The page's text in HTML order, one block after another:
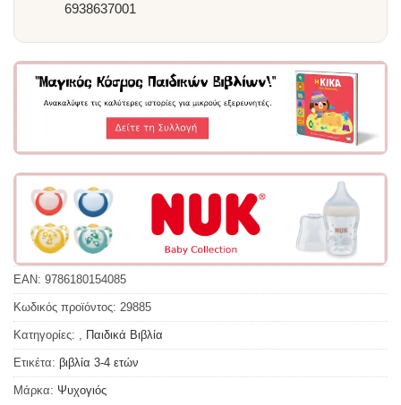
6938637001
EAN: 9786180154085
Κωδικός προϊόντος: 29885
Κατηγορίες: , Παιδικά Βιβλία
Ετικέτα: βιβλία 3-4 ετών
Μάρκα: Ψυχογιός